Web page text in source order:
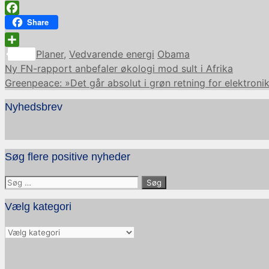
Facebook
Share
Share
Kategorier
Planer, Vedvarende energi Tags
Obama
Ny FN-rapport anbefaler økologi mod sult i Afrika
Greenpeace: »Det går absolut i grøn retning for
Nyhedsbrev
Søg flere positive nyheder
Søg
efter:
Vælg kategori
Vælg